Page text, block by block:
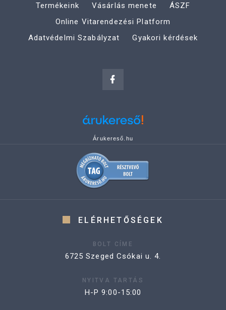
Termékeink Vásárlás menete
ÁSZF
Online Vitarendezési Platform
Adatvédelmi Szabályzat
Gyakori kérdések
Árukereső.hu
ELÉRHETŐSÉGEK
BOLT CÍME
6725 Szeged Csókai u. 4.
NYITVA TARTÁS
H-P 9:00-15:00